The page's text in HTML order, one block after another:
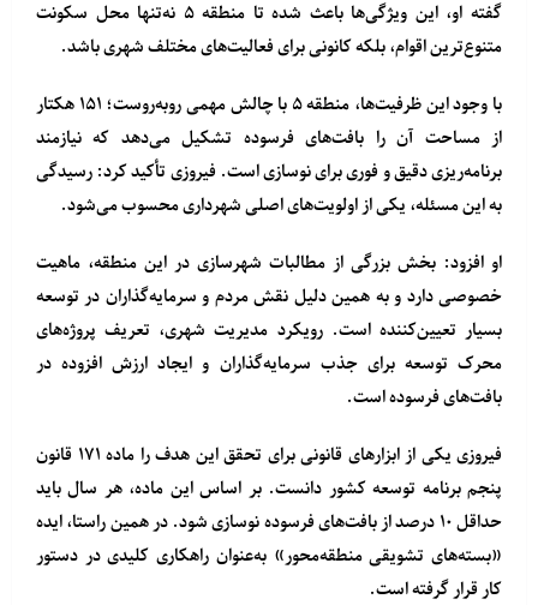
گفته او، این ویژگی‌ها باعث شده تا منطقه ۵ نه‌تنها محل سکونت
متنوع‌ترین اقوام، بلکه کانونی برای فعالیت‌های مختلف شهری باشد.
با وجود این ظرفیت‌ها، منطقه ۵ با چالش مهمی روبه‌روست؛ ۱۵۱ هکتار
از مساحت آن را بافت‌های فرسوده تشکیل می‌دهد که نیازمند
برنامه‌ریزی دقیق و فوری برای نوسازی است. فیروزی تأکید کرد: رسیدگی
به این مسئله، یکی از اولویت‌های اصلی شهرداری محسوب می‌شود.
او افزود: بخش بزرگی از مطالبات شهرسازی در این منطقه، ماهیت
خصوصی دارد و به همین دلیل نقش مردم و سرمایه‌گذاران در توسعه
بسیار تعیین‌کننده است. رویکرد مدیریت شهری، تعریف پروژه‌های
محرک توسعه برای جذب سرمایه‌گذاران و ایجاد ارزش افزوده در
بافت‌های فرسوده است.
فیروزی یکی از ابزارهای قانونی برای تحقق این هدف را ماده ۱۷۱ قانون
پنجم برنامه توسعه کشور دانست. بر اساس این ماده، هر سال باید
حداقل ۱۰ درصد از بافت‌های فرسوده نوسازی شود. در همین راستا، ایده
«بسته‌های تشویقی منطقه‌محور» به‌عنوان راهکاری کلیدی در دستور
کار قرار گرفته است.